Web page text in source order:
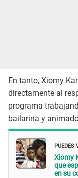
En tanto, Xiomy
directamente al
programa
bailarina y
PUEDES
Xiomy
que
en su